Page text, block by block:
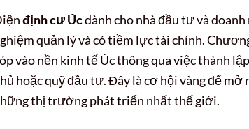
định cư Úcdành cho nhà đầu tư và
quản lý và có tiềm lực tài chính.
vào nền kinh tế Úc thông qua việc thành
hoặc quỹ đầu tư. Đây là cơ hội vàng để
thị trường phát triển nhất thế giới.